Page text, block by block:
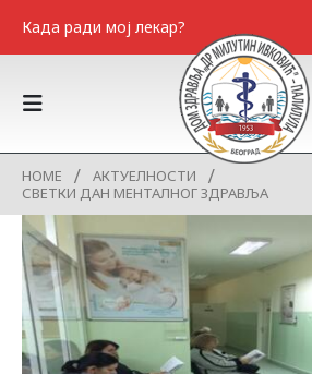
Када ради мој лекар?
HOME
АКТУЕЛНОСТИ
СВЕТКИ ДАН МЕНТАЛНОГ ЗДРАВЉА